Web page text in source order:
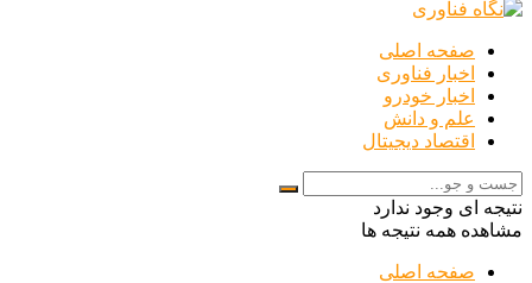
صفحه اصلی
اخبار فناوری
اخبار خودرو
علم و دانش
اقتصاد دیجیتال
نتیجه ای وجود ندارد
مشاهده همه نتیجه ها
صفحه اصلی